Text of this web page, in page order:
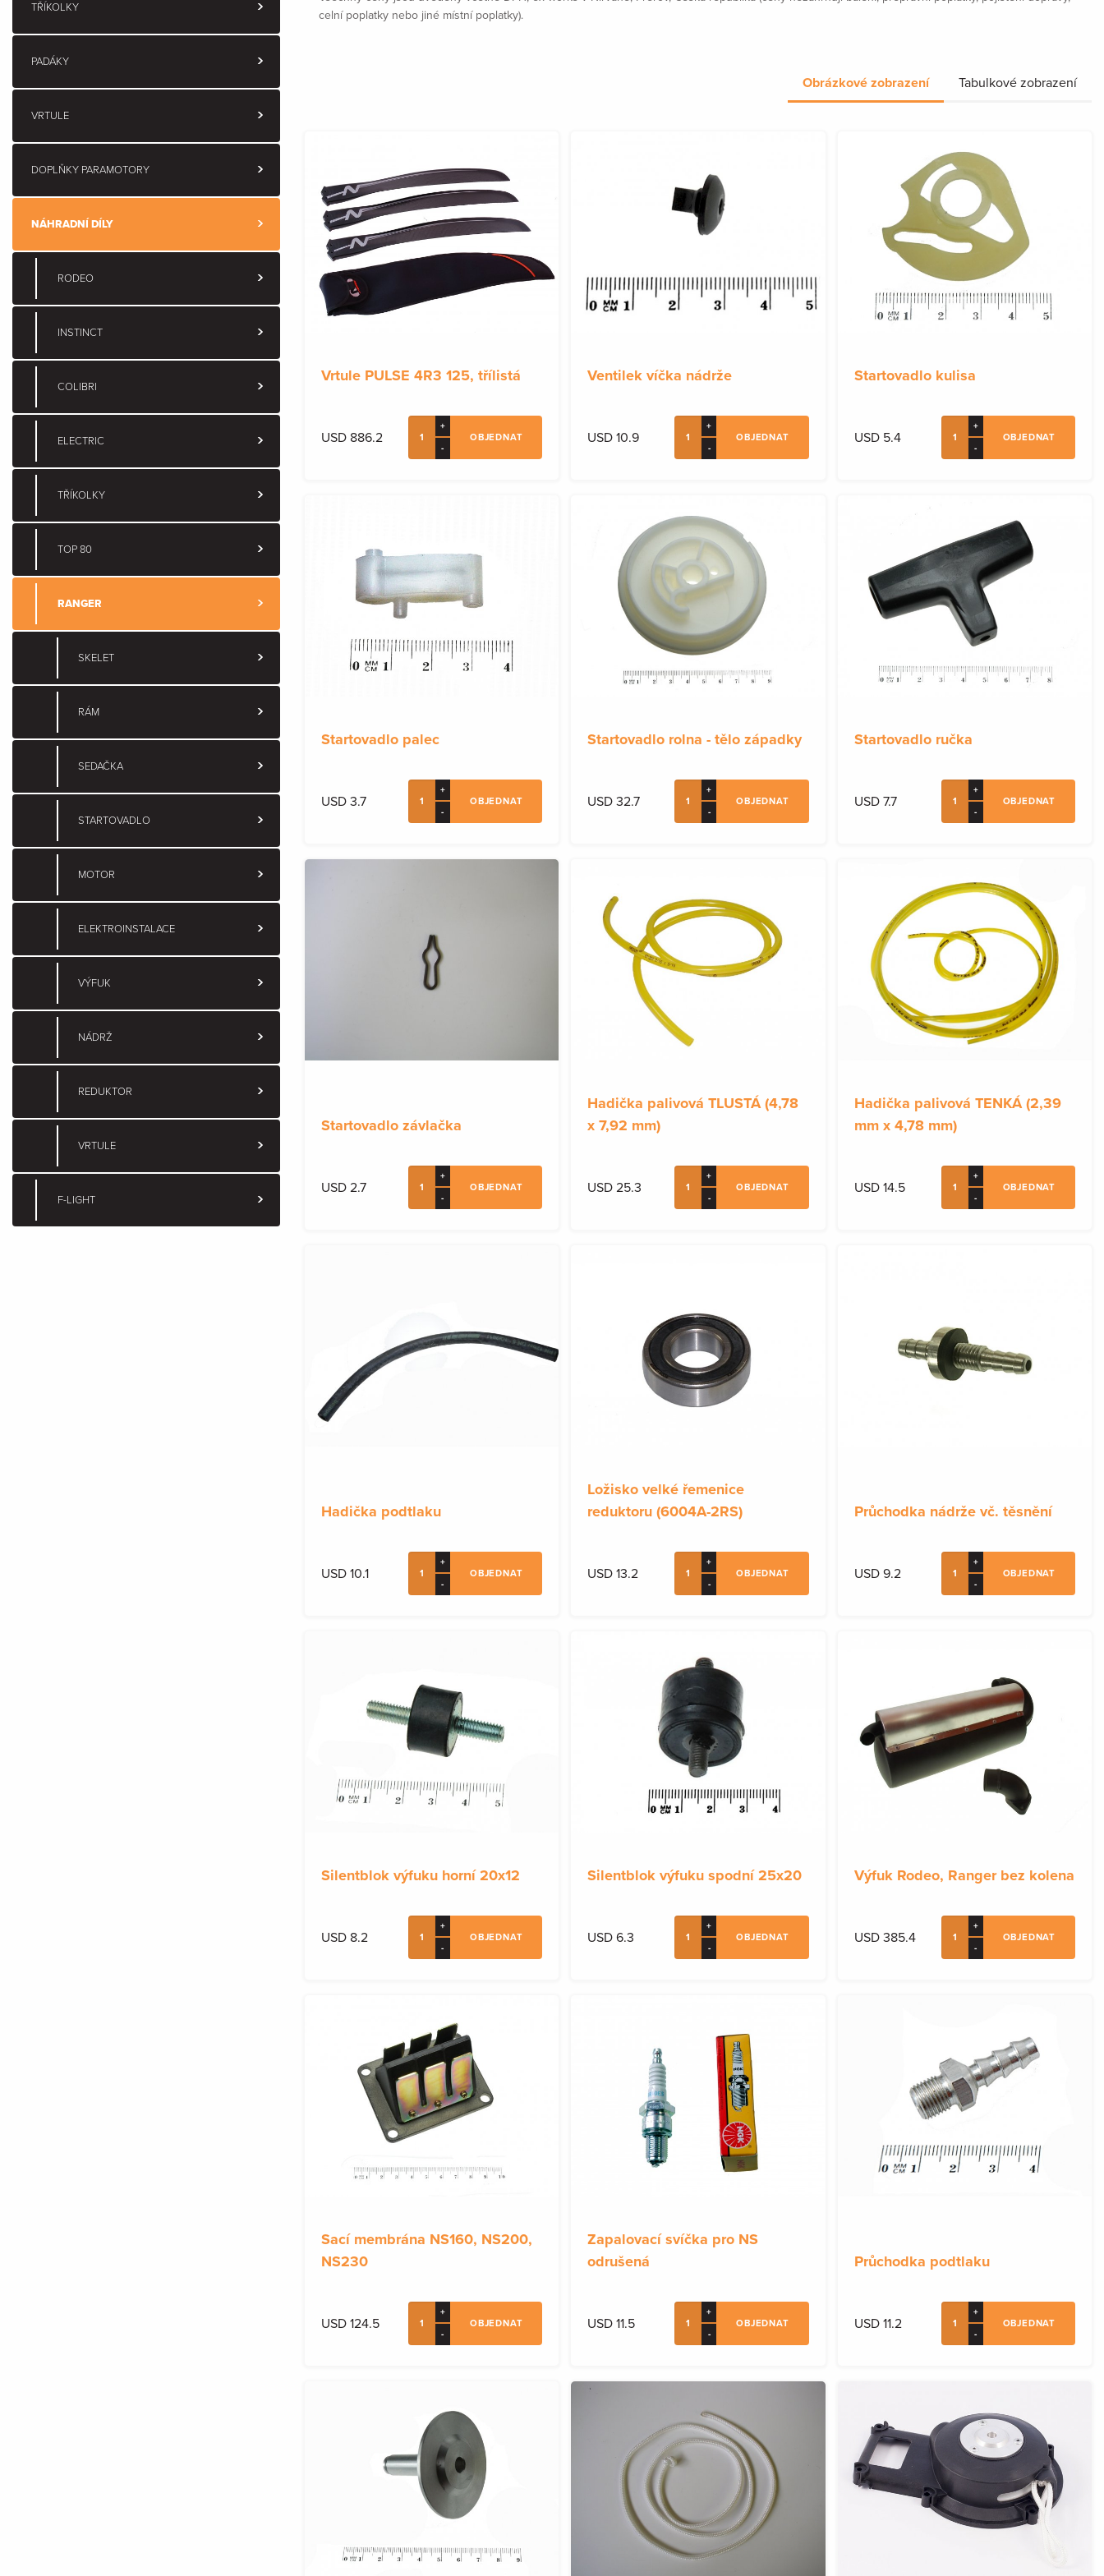
TŘÍKOLKY
PADÁKY
VRTULE
DOPLŇKY PARAMOTORY
NÁHRADNÍ DÍLY
RODEO
INSTINCT
COLIBRI
ELECTRIC
TŘÍKOLKY
TOP 80
RANGER
SKELET
RÁM
SEDAČKA
STARTOVADLO
MOTOR
ELEKTROINSTALACE
VÝFUK
NÁDRŽ
REDUKTOR
VRTULE
F-LIGHT
celní poplatky nebo jiné místní poplatky).
Obrázkové zobrazení Tabulkové zobrazení
Vrtule PULSE 4R3 125, třílistá
USD 886.2
+
-
OBJEDNAT
Ventilek víčka nádrže
USD 10.9
+
-
OBJEDNAT
Startovadlo kulisa
USD 5.4
+
-
OBJEDNAT
Startovadlo palec
USD 3.7
+
-
OBJEDNAT
Startovadlo rolna - tělo západky
USD 32.7
+
-
OBJEDNAT
Startovadlo ručka
USD 7.7
+
-
OBJEDNAT
Startovadlo závlačka
USD 2.7
+
-
OBJEDNAT
Hadička palivová TLUSTÁ (4,78
x 7,92 mm)
USD 25.3
+
-
OBJEDNAT
Hadička palivová TENKÁ (2,39
mm x 4,78 mm)
USD 14.5
+
-
OBJEDNAT
Hadička podtlaku
USD 10.1
+
-
OBJEDNAT
Ložisko velké řemenice
reduktoru (6004A-2RS)
USD 13.2
+
-
OBJEDNAT
Průchodka nádrže vč. těsnění
USD 9.2
+
-
OBJEDNAT
Silentblok výfuku horní 20x12
USD 8.2
+
-
OBJEDNAT
Silentblok výfuku spodní 25x20
USD 6.3
+
-
OBJEDNAT
Výfuk Rodeo, Ranger bez kolena
USD 385.4
+
-
OBJEDNAT
Sací membrána NS160, NS200,
NS230
USD 124.5
+
-
OBJEDNAT
Zapalovací svíčka pro NS
odrušená
USD 11.5
+
-
OBJEDNAT
Průchodka podtlaku
USD 11.2
+
-
OBJEDNAT